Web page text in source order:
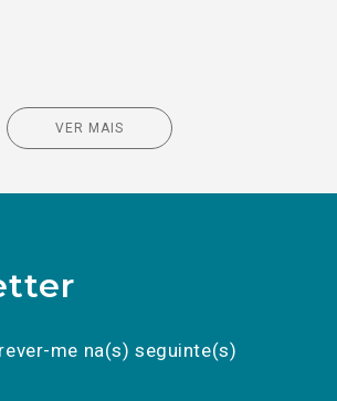
VER MAIS
me na(s) seguinte(s)